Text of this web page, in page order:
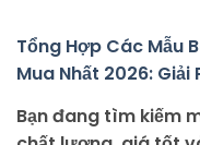
Tổng Hợp Các Mẫu
Mua Nhất 2026:
Bạn đang tìm kiếm